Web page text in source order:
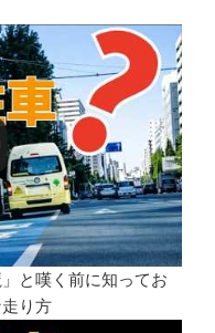
と嘆く前に知ってお
り方